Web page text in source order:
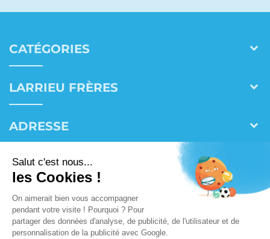
CATÉGORIES
LARRIEU FRÈRES
ADRESSE
CONTACT
© 2026 |Site map|Mentions légales